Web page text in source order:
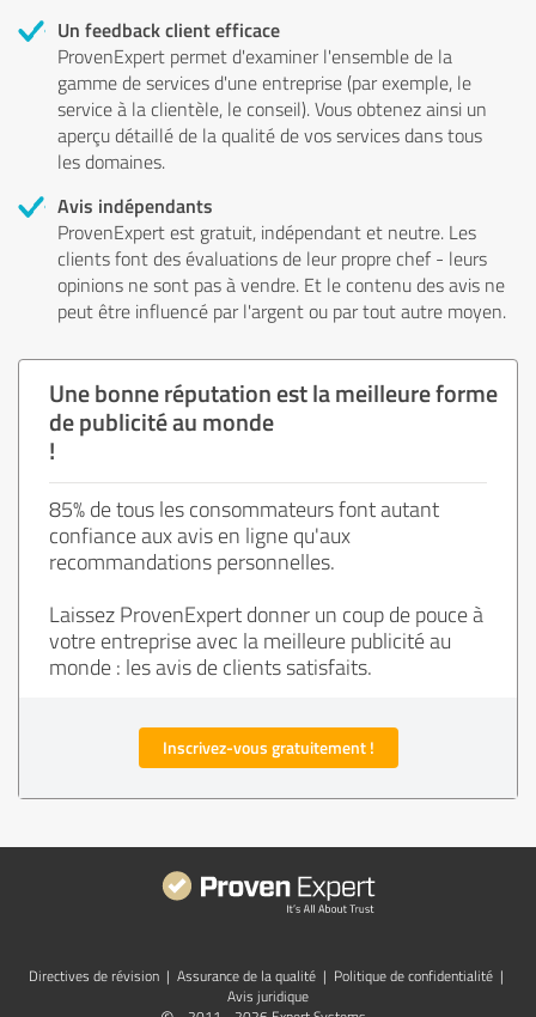
Un feedback client efficace
ProvenExpert permet d'examiner l'ensemble de la
gamme de services d'une entreprise (par exemple, le
service à la clientèle, le conseil). Vous obtenez ainsi un
aperçu détaillé de la qualité de vos services dans tous
les domaines.
Avis indépendants
ProvenExpert est gratuit, indépendant et neutre. Les
clients font des évaluations de leur propre chef - leurs
opinions ne sont pas à vendre. Et le contenu des avis ne
peut être influencé par l'argent ou par tout autre moyen.
Une bonne réputation est la meilleure forme
de publicité au monde
!
85% de tous les consommateurs font autant
confiance aux avis en ligne qu'aux
recommandations personnelles.
Laissez ProvenExpert donner un coup de pouce à
votre entreprise avec la meilleure publicité au
monde : les avis de clients satisfaits.
Inscrivez-vous gratuitement !
Directives de révision | Assurance de la qualité | Politique de confidentialité |
Avis juridique